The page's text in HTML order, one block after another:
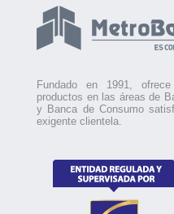
Fundado en 1991,
productos en las áreas de
y Banca de Consumo
exigente clientela.